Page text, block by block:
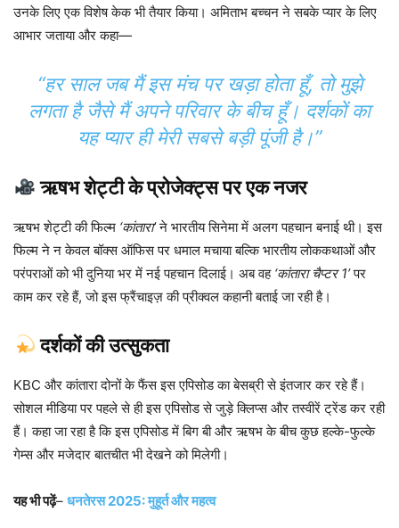
उनके लिए एक विशेष केक भी तैयार किया। अमिताभ बच्चन ने सबके प्यार के लिए
आभार जताया और कहा—
“हर साल जब मैं इस मंच पर खड़ा होता हूँ, तो मुझे
लगता है जैसे मैं अपने परिवार के बीच हूँ। दर्शकों का
यह प्यार ही मेरी सबसे बड़ी पूंजी है।”
ऋषभ शेट्टी के प्रोजेक्ट्स पर एक नजर
ऋषभ शेट्टी की फिल्म ‘कांतारा’ने भारतीय सिनेमा में अलग पहचान बनाई थी। इस
फिल्म ने न केवल बॉक्स ऑफिस पर धमाल मचाया बल्कि भारतीय लोककथाओं और
परंपराओं को भी दुनिया भर में नई पहचान दिलाई। अब वह ‘कांतारा चैप्टर 1’पर
काम कर रहे हैं, जो इस फ्रैंचाइज़ की प्रीक्वल कहानी बताई जा रही है।
दर्शकों की उत्सुकता
KBC और कांतारा दोनों के फैंस इस एपिसोड का बेसब्री से इंतजार कर रहे हैं।
सोशल मीडिया पर पहले से ही इस एपिसोड से जुड़े क्लिप्स और तस्वीरें ट्रेंड कर रही
हैं। कहा जा रहा है कि इस एपिसोड में बिग बी और ऋषभ के बीच कुछ हल्के-फुल्के
गेम्स और मजेदार बातचीत भी देखने को मिलेगी।
यह भी पढ़ें– धनतेरस 2025: मुहूर्त और महत्व